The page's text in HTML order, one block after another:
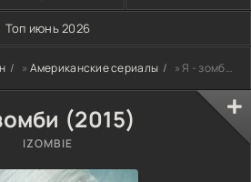
Топ июнь 2026
» Американские сериалы » Я - зомби (2015)
(2015)
IZOMBIE